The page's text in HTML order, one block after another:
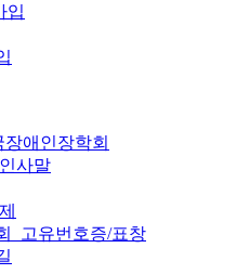
입
장애인장학회
사말
_고유번호증/표창